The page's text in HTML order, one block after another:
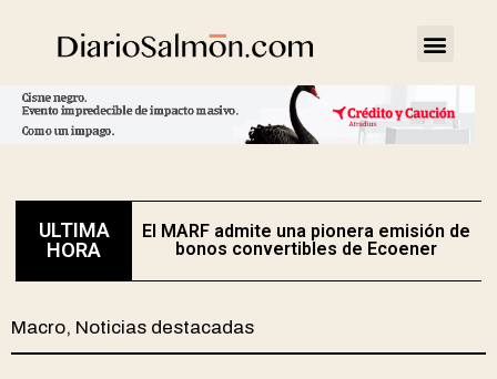
ULTIMA
HORA
El MARF admite una pionera emisión de
bonos convertibles de Ecoener
Macro, Noticias destacadas